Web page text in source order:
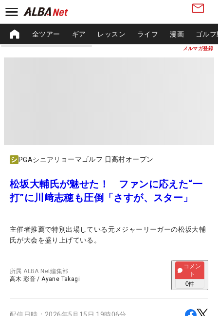
メルマガ登録
全ツアー ギア レッスン ライフ 漫画 ゴル
PGAシニア リョーマゴルフ 日高村オープン
松坂大輔氏が魅せた！ ファンに応えた“一
打”に川﨑志穂も圧倒「さすが、スター」
主催者推薦で特別出場している元メジャーリーガーの松坂大輔
氏が大会を盛り上げている。
所属ALBA Net編集部
高木 彩音 /Ayane Takagi
コメン
ト
0件